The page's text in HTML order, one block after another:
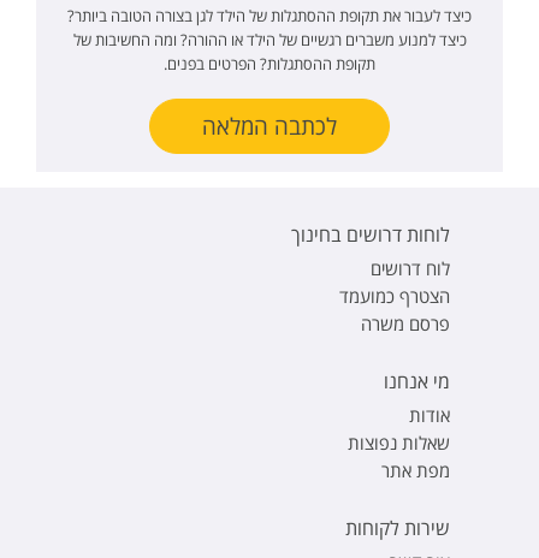
כיצד לעבור את תקופת ההסתגלות של הילד לגן בצורה הטובה ביותר?
כיצד למנוע משברים רגשיים של הילד או ההורה? ומה החשיבות של
תקופת ההסתגלות? הפרטים בפנים.
לכתבה המלאה
לוחות דרושים בחינוך
לוח דרושים
הצטרף כמועמד
פרסם משרה
מי אנחנו
אודות
שאלות נפוצות
מפת אתר
שירות לקוחות